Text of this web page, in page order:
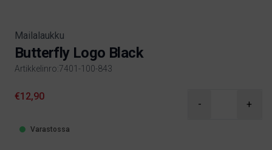
Mailalaukku
Butterfly Logo Black
Artikkelinro:7401-100-843
Product information
€12,90
- +
Varastossa